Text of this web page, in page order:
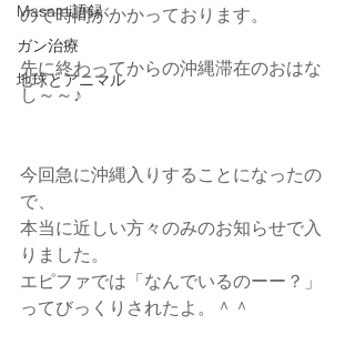
Masami語録
ガン治療
地球とアニマル
ので時間がかかっております。
先に終わってからの沖縄滞在のおはな
し～～♪
今回急に沖縄入りすることになったの
で、
本当に近しい方々のみのお知らせで入
りました。
エピファでは「なんでいるのーー？」
ってびっくりされたよ。＾＾